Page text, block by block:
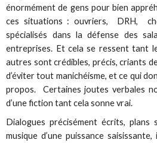
énormément de gens pour bien
ces situations : ouvriers, DRH,
spécialisés dans la défense des
entreprises. Et cela se ressent tant
autres sont crédibles, précis, criants
d’éviter tout manichéisme, et ce qui
propos. Certaines joutes verbales
d’une fiction tant cela sonne vrai.
Dialogues précisément écrits, plans
musique d’une puissance